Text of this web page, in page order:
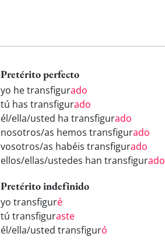
Pretérito perfecto
yo he transfigurado
tú has transfigurado
él/ella/usted ha transfigurado
nosotros/as hemos transfigurado
vosotros/as habéis transfigurado
ellos/ellas/ustedes han transfigurado
Pretérito indefinido
yo transfiguré
tú transfiguraste
él/ella/usted transfiguró